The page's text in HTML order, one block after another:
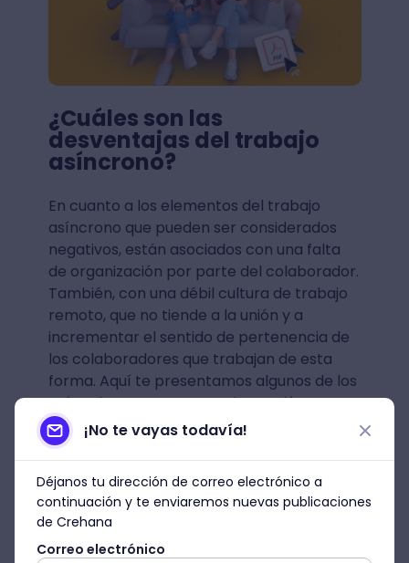
¿Cuáles son las
desventajas del trabajo
asíncrono?
En cuanto a los elementos del trabajo
asíncrono que pueden ser considerados
negativos, están asociados con una falta
de organización por parte del colaborador.
También, con una débil cultura de trabajo
remoto, que no tiende a la unión y a
incrementar el sentido de pertenencia de
los colaboradores que trabajan de esta
forma. Aquí te presentamos algunos de los
más relevantes para que los evalúes y
corrobores el tipo de medidas que debes
implementar para convertirlos en ventajas
Dificultades en la entrega de las
principales desventajas del trabajo
¡No te vayas todavía!
Déjanos tu dirección de correo electrónico a
continuación y te enviaremos nuevas publicaciones
de Crehana
Correo electrónico